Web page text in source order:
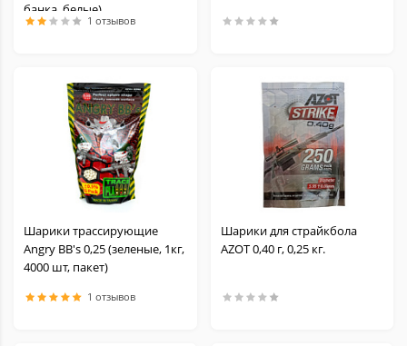
банка, белые)
1 отзывов
Шарики трассирующие
Angry BB's 0,25 (зеленые, 1кг,
4000 шт, пакет)
1 отзывов
Шарики для страйкбола
AZOT 0,40 г, 0,25 кг.